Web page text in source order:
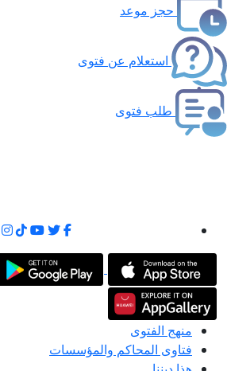
حجز موعد
استعلام عن فتوى
طلب فتوى
منهج الفتوى
فتاوى المحاكم والمؤسسات